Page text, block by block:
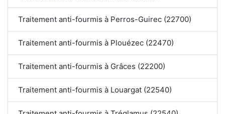
Traitement anti-fourmis à Perros-Guirec (22700)
Traitement anti-fourmis à Plouézec (22470)
Traitement anti-fourmis à Grâces (22200)
Traitement anti-fourmis à Louargat (22540)